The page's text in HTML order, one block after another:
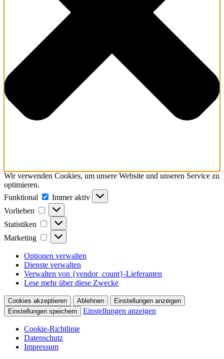
Wir verwenden Cookies, um unsere Website und unseren Service zu
optimieren.
Funktional
Funktional
Immer aktiv
Vorlieben
Vorlieben
Statistiken Statistiken
Marketing Marketing
Optionen verwalten
Dienste verwalten
Verwalten von {vendor_count}-Lieferanten
Lese mehr über diese Zwecke
Cookies akzeptieren Ablehnen
Einstellungen anzeigen
Einstellungen speichern
Einstellungen anzeigen
Cookie-Richtlinie
Datenschutz
Impressum